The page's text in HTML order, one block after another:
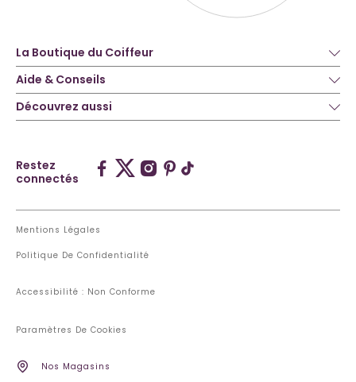
La Boutique du Coiffeur
Aide & Conseils
Découvrez aussi
Restez
connectés
Mentions Légales
Politique De Confidentialité
Accessibilité : Non Conforme
Paramètres De Cookies
Nos Magasins